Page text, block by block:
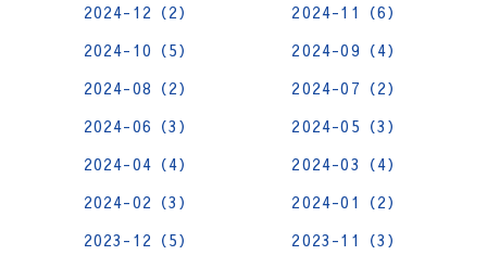
2024-12（2）
2024-11（6）
2024-10（5）
2024-09（4）
2024-08（2）
2024-07（2）
2024-06（3）
2024-05（3）
2024-04（4）
2024-03（4）
2024-02（3）
2024-01（2）
2023-12（5）
2023-11（3）